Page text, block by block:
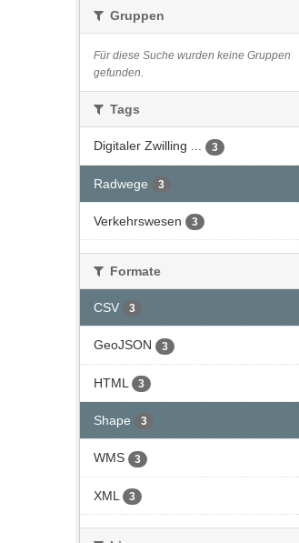
Gruppen
Für diese Suche wurden keine Gruppen
gefunden.
Tags
Digitaler Zwilling ... 3
Radwege 3
Verkehrswesen 3
Formate
CSV 3
GeoJSON 3
HTML 3
Shape 3
WMS 3
XML 3